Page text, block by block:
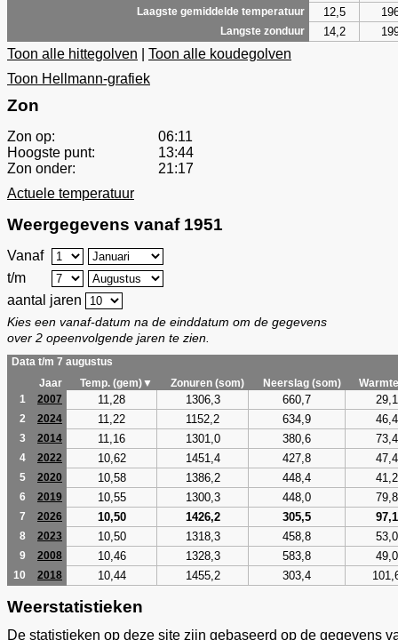
Laagste gemiddelde temperatuur 12,5
Langste zonduur 14,2
Toon alle hittegolven
Toon alle koudegolven
Toon Hellmann-grafiek
Zon
Zon op:
06:11
Hoogste punt:
13:44
Zon onder:
21:17
Actuele temperatuur
Weergegevens vanaf 1951
Vanaf
t/m
aantal jaren
Kies een vanaf-datum na de einddatum om de gegevens
over 2 opeenvolgende jaren te zien.
Data t/m 7 augustus
Jaar
Temp. (gem)▼ Zonuren (som) Neerslag (som)
1
2007 11,28 1306,3 660,7 29,1
2 2024 11,22 1152,2 634,9 46,4
3 2014 11,16 1301,0 380,6 73,4
4 2022 10,62 1451,4 427,8 47,4
5 2020 10,58 1386,2 448,4 41,2
6 2019 10,55 1300,3 448,0 79,8
7 2026 10,50 1426,2 305,5 97,1
8 2023 10,50 1318,3 458,8 53,0
9 2008 10,46 1328,3 583,8 49,0
10 2018 10,44 1455,2 303,4
Weerstatistieken
De statistieken op deze site zijn gebaseerd op de gegevens